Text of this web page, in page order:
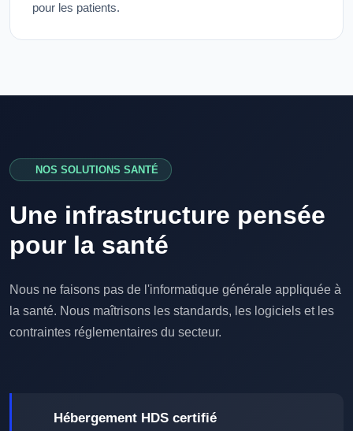
pour les patients.
NOS SOLUTIONS SANTÉ
Une infrastructure pensée
pour la santé
Nous ne faisons pas de l'informatique générale appliquée à
la santé. Nous maîtrisons les standards, les logiciels et les
contraintes réglementaires du secteur.
Hébergement HDS certifié